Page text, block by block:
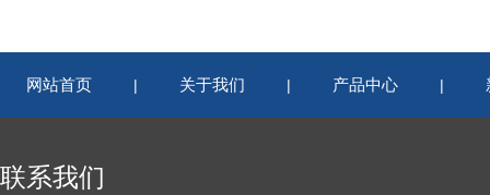
网站首页 | 关于我们 | 产品中心 |
联系我们